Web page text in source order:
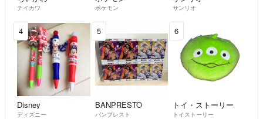
チイカワ ポケモン サンリオ
4
Disney
ディズニー
5
BANPRESTO
バンプレスト
6
トイ・ストーリー
トイストーリー